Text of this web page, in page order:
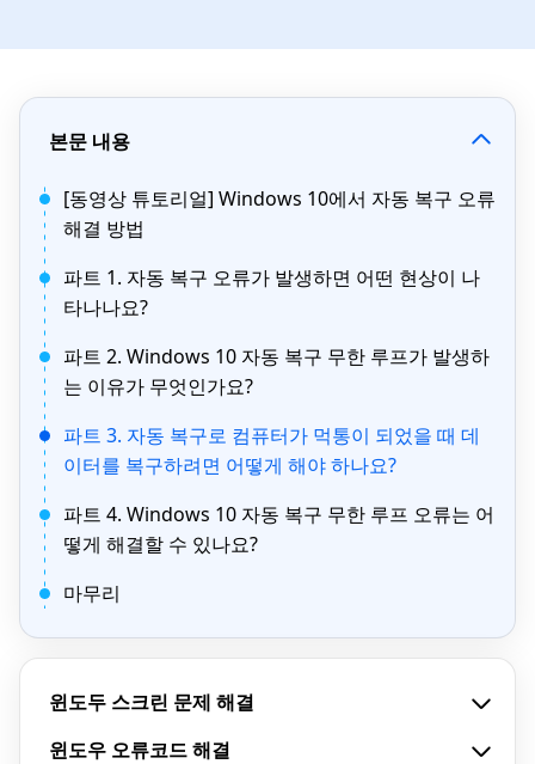
본문 내용
[동영상 튜토리얼] Windows 10에서 자동 복구 오류
해결 방법
파트 1. 자동 복구 오류가 발생하면 어떤 현상이 나
타나나요?
파트 2. Windows 10 자동 복구 무한 루프가 발생하
는 이유가 무엇인가요?
파트 3. 자동 복구로 컴퓨터가 먹통이 되었을 때 데
이터를 복구하려면 어떻게 해야 하나요?
파트 4. Windows 10 자동 복구 무한 루프 오류는 어
떻게 해결할 수 있나요?
마무리
윈도두 스크린 문제 해결
윈도우 오류코드 해결